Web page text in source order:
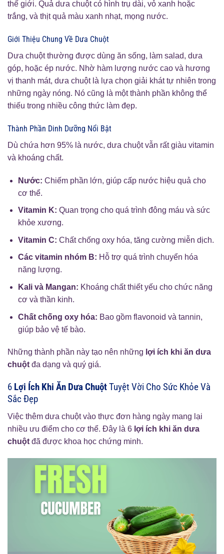
thế giới. Quả dưa chuột có hình trụ dài, vỏ xanh hoặc
trắng, và thịt quả màu xanh nhạt, mọng nước.
Giới Thiệu Chung Về Dưa Chuột
Dưa chuột thường được dùng ăn sống, làm salad, dưa
góp, hoặc ép nước. Nhờ hàm lượng nước cao và hương
vị thanh mát, dưa chuột là lựa chọn giải khát tự nhiên trong
những ngày nóng. Nó cũng là một thành phần không thể
thiếu trong nhiều công thức làm đẹp.
Thành Phần Dinh Dưỡng Nổi Bật
Dù chứa hơn 95% là nước, dưa chuột vẫn rất giàu vitamin
và khoáng chất.
Nước: Chiếm phần lớn, giúp cấp nước hiệu quả cho
cơ thể.
Vitamin K: Quan trọng cho quá trình đông máu và sức
khỏe xương.
Vitamin C: Chất chống oxy hóa, tăng cường miễn dịch.
Các vitamin nhóm B: Hỗ trợ quá trình chuyển hóa
năng lượng.
Kali và Mangan: Khoáng chất thiết yếu cho chức năng
cơ và thần kinh.
Chất chống oxy hóa: Bao gồm flavonoid và tannin,
giúp bảo vệ tế bào.
Những thành phần này tạo nên những lợi ích khi ăn dưa
chuột đa dạng và quý giá.
6 Lợi Ích Khi Ăn Dưa ChuộtTuyệt Vời Cho Sức Khỏe Và
Sắc Đẹp
Việc thêm dưa chuột vào thực đơn hàng ngày mang lại
nhiều ưu điểm cho cơ thể. Đây là 6 lợi ích khi ăn dưa
chuột đã được khoa học chứng minh.